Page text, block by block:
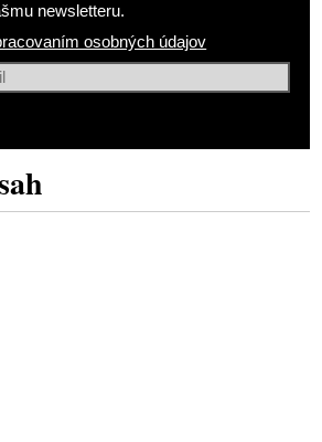
newsletteru.
osobných údajov